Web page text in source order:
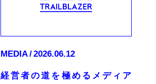
MEDIA 2026.06.12
経営者の道を極めるメディア